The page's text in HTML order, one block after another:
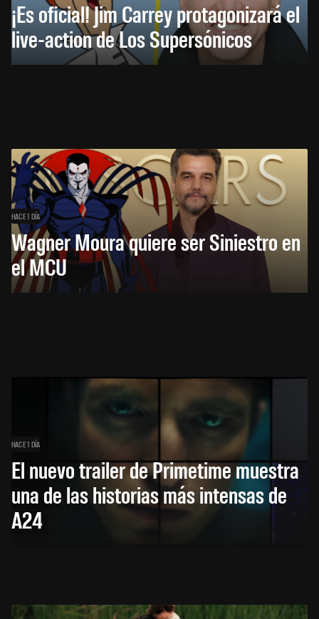
¡Es oficial! Jim Carrey protagonizará el
live-action de Los Supersónicos
HACE 1 DÍA
Wagner Moura quiere ser Siniestro en
el MCU
HACE 1 DÍA
El nuevo trailer de Primetime muestra
una de las historias más intensas de
A24